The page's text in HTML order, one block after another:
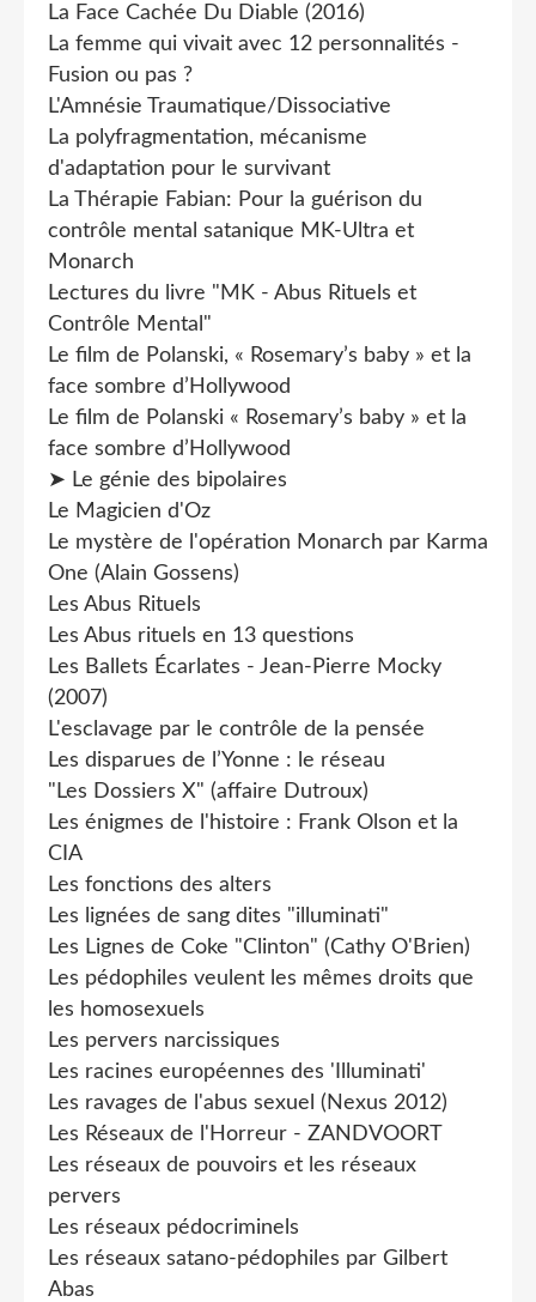
La Face Cachée Du Diable (2016)
La femme qui vivait avec 12 personnalités -
Fusion ou pas ?
L'Amnésie Traumatique/Dissociative
La polyfragmentation, mécanisme
d'adaptation pour le survivant
La Thérapie Fabian: Pour la guérison du
contrôle mental satanique MK-Ultra et
Monarch
Lectures du livre "MK - Abus Rituels et
Contrôle Mental"
Le film de Polanski, « Rosemary’s baby » et la
face sombre d’Hollywood
Le film de Polanski « Rosemary’s baby » et la
face sombre d’Hollywood
➤ Le génie des bipolaires
Le Magicien d'Oz
Le mystère de l'opération Monarch par Karma
One (Alain Gossens)
Les Abus Rituels
Les Abus rituels en 13 questions
Les Ballets Écarlates - Jean-Pierre Mocky
(2007)
L'esclavage par le contrôle de la pensée
Les disparues de l’Yonne : le réseau
"Les Dossiers X" (affaire Dutroux)
Les énigmes de l'histoire : Frank Olson et la
CIA
Les fonctions des alters
Les lignées de sang dites "illuminati"
Les Lignes de Coke "Clinton" (Cathy O'Brien)
Les pédophiles veulent les mêmes droits que
les homosexuels
Les pervers narcissiques
Les racines européennes des 'Illuminati'
Les ravages de l'abus sexuel (Nexus 2012)
Les Réseaux de l'Horreur - ZANDVOORT
Les réseaux de pouvoirs et les réseaux
pervers
Les réseaux pédocriminels
Les réseaux satano-pédophiles par Gilbert
Abas